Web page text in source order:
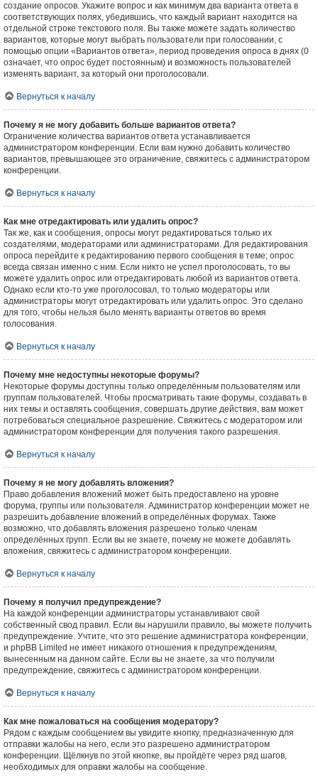
создание опросов. Укажите вопрос и как минимум два варианта ответа в
соответствующих полях, убедившись, что каждый вариант находится на
отдельной строке текстового поля. Вы также можете задать количество
вариантов, которые могут выбрать пользователи при голосовании, с
помощью опции «Вариантов ответа», период проведения опроса в днях (0
означает, что опрос будет постоянным) и возможность пользователей
изменять вариант, за который они проголосовали.
Вернуться к началу
Почему я не могу добавить больше вариантов ответа?
Ограничение количества вариантов ответа устанавливается
администратором конференции. Если вам нужно добавить количество
вариантов, превышающее это ограничение, свяжитесь с администратором
конференции.
Вернуться к началу
Как мне отредактировать или удалить опрос?
Так же, как и сообщения, опросы могут редактироваться только их
создателями, модераторами или администраторами. Для редактирования
опроса перейдите к редактированию первого сообщения в теме; опрос
всегда связан именно с ним. Если никто не успел проголосовать, то вы
можете удалить опрос или отредактировать любой из вариантов ответа.
Однако если кто-то уже проголосовал, то только модераторы или
администраторы могут отредактировать или удалить опрос. Это сделано
для того, чтобы нельзя было менять варианты ответов во время
голосования.
Вернуться к началу
Почему мне недоступны некоторые форумы?
Некоторые форумы доступны только определённым пользователям или
группам пользователей. Чтобы просматривать такие форумы, создавать в
них темы и оставлять сообщения, совершать другие действия, вам может
потребоваться специальное разрешение. Свяжитесь с модератором или
администратором конференции для получения такого разрешения.
Вернуться к началу
Почему я не могу добавлять вложения?
Право добавления вложений может быть предоставлено на уровне
форума, группы или пользователя. Администратор конференции может не
разрешить добавление вложений в определённых форумах. Также
возможно, что добавлять вложения разрешено только членам
определённых групп. Если вы не знаете, почему не можете добавлять
вложения, свяжитесь с администратором конференции.
Вернуться к началу
Почему я получил предупреждение?
На каждой конференции администраторы устанавливают свой
собственный свод правил. Если вы нарушили правило, вы можете получить
предупреждение. Учтите, что это решение администратора конференции,
и phpBB Limited не имеет никакого отношения к предупреждениям,
вынесенным на данном сайте. Если вы не знаете, за что получили
предупреждение, свяжитесь с администратором конференции.
Вернуться к началу
Как мне пожаловаться на сообщения модератору?
Рядом с каждым сообщением вы увидите кнопку, предназначенную для
отправки жалобы на него, если это разрешено администратором
конференции. Щёлкнув по этой кнопке, вы пройдёте через ряд шагов,
необходимых для оправки жалобы на сообщение.